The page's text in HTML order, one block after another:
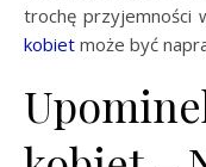
trochę przyjemności
kobiet może być